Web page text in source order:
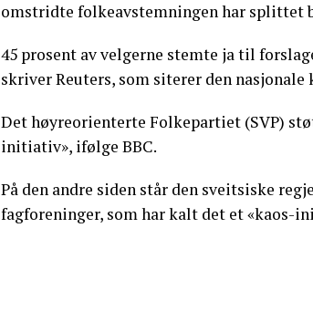
omstridte folkeavstemningen har splittet
45 prosent av velgerne stemte ja til
skriver Reuters, som siterer den nasjonale
Det høyreorienterte Folkepartiet (SVP)
initiativ», ifølge BBC.
På den andre siden står den sveitsiske
fagforeninger, som har kalt det et «kaos-